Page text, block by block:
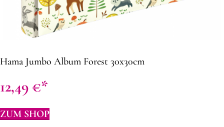
Hama Jumbo Album Forest 30x30cm
12,49 €
ZUM SHOP